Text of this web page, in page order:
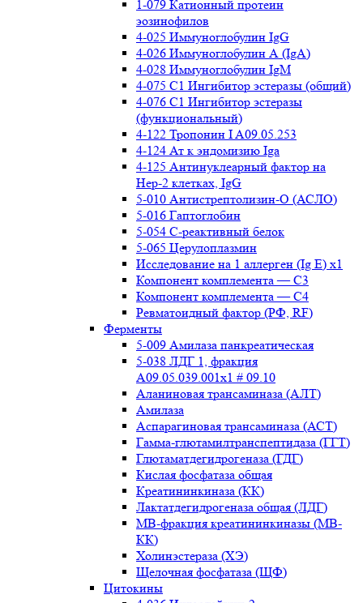
1-079 Катионный протеин
эозинофилов
4-025 Иммуноглобулин IgG
4-026 Иммуноглобулин А (IgA)
4-028 Иммуноглобулин IgM
4-075 С1 Ингибитор эстеразы (общий)
4-076 С1 Ингибитор эстеразы
(функциональный)
4-122 Тропонин I A09.05.253
4-124 Ат к эндомизию Iga
4-125 Антинуклеарный фактор на
Нер-2 клетках, IgG
5-010 Антистрептолизин-О (АСЛО)
5-016 Гаптоглобин
5-054 С-реактивный белок
5-065 Церулоплазмин
Исследование на 1 аллерген (Ig E) x1
Компонент комплемента — С3
Компонент комплемента — С4
Ревматоидный фактор (РФ, RF)
Ферменты
5-009 Амилаза панкреатическая
5-038 ЛДГ 1, фракция
A09.05.039.001x1 # 09.10
Аланиновая трансаминаза (АЛТ)
Амилаза
Аспарагиновая трансаминаза (АСТ)
Гамма-глютамилтранспептидаза (ГГТ)
Глютаматдегидрогеназа (ГДГ)
Кислая фосфатаза общая
Креатининкиназа (КК)
Лактатдегидрогеназа общая (ЛДГ)
МВ-фракция креатининкиназы (МВ-
КК)
Холинэстераза (ХЭ)
Щелочная фосфатаза (ЩФ)
Цитокины